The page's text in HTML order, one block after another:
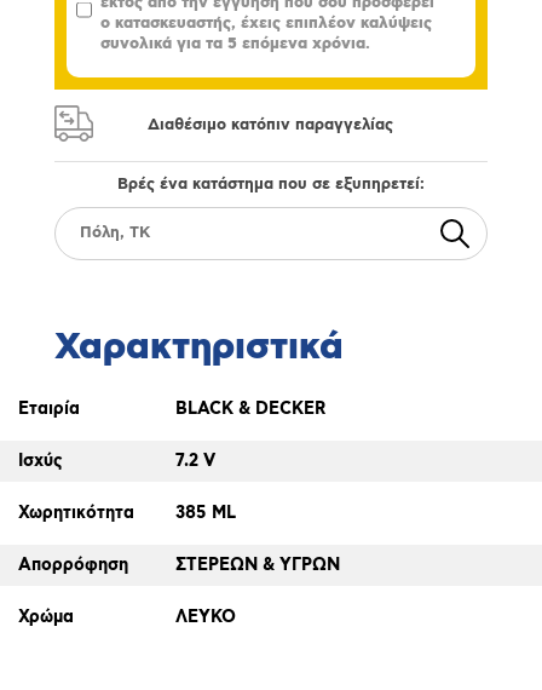
ο κατασκευαστής, έχεις επιπλέον καλύψεις
συνολικά για τα 5 επόμενα χρόνια.
Διαθέσιμο κατόπιν παραγγελίας
Βρές ένα κατάστημα που σε εξυπηρετεί:
Χαρακτηριστικά
Εταιρία BLACK & DECKER
Ισχύς 7.2 V
Χωρητικότητα 385 ML
Απορρόφηση ΣΤΕΡΕΩΝ & ΥΓΡΩΝ
Χρώμα ΛΕΥΚΟ